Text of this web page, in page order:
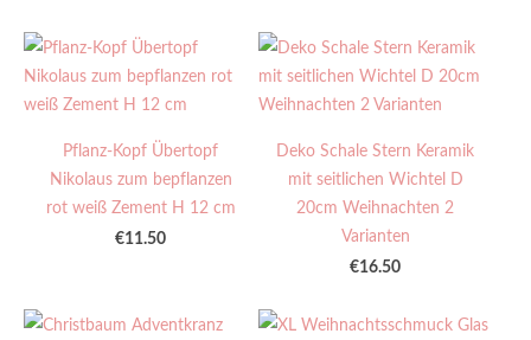
Pflanz-Kopf Übertopf
Nikolaus zum bepflanzen
rot weiß Zement H 12 cm
€11.50
Deko Schale Stern Keramik
mit seitlichen Wichtel D
20cm Weihnachten 2
Varianten
€16.50